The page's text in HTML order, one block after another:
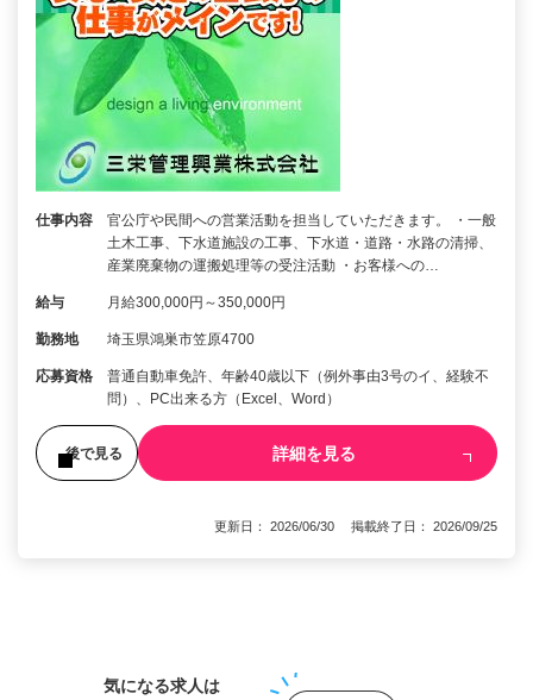
仕事内容
官公庁や民間への営業活動を担当していただきます。 ・一般
土木工事、下水道施設の工事、下水道・道路・水路の清掃、
産業廃棄物の運搬処理等の受注活動 ・お客様への…
給与 月給300,000円～350,000円
勤務地 埼玉県鴻巣市笠原4700
応募資格
普通自動車免許、年齢40歳以下（例外事由3号のイ、経験不
問）、PC出来る方（Excel、Word）
後で見る 詳細を見る
更新日： 2026/06/30 掲載終了日： 2026/09/25
気になる求人は